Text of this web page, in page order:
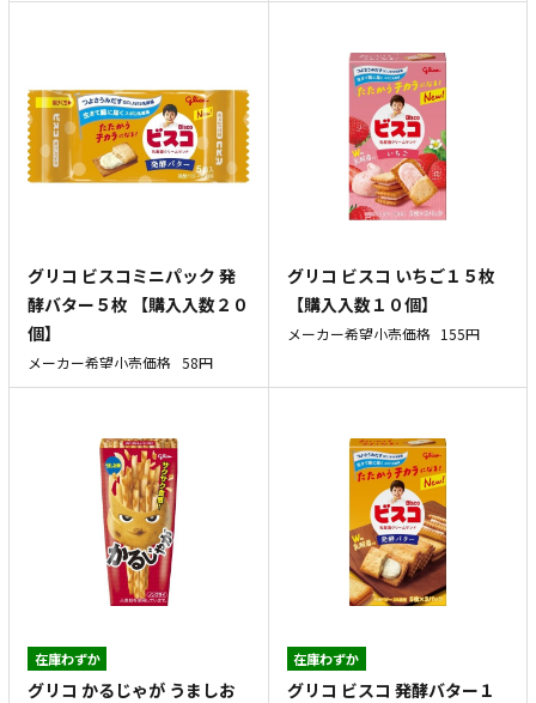
グリコ ビスコミニパック 発
酵バター５枚 【購入入数２０
個】
メーカー希望小売価格 58円
グリコ ビスコ いちご１５枚
【購入入数１０個】
メーカー希望小売価格 155円
在庫わずか
グリコ かるじゃが うましお
在庫わずか
グリコ ビスコ 発酵バター１